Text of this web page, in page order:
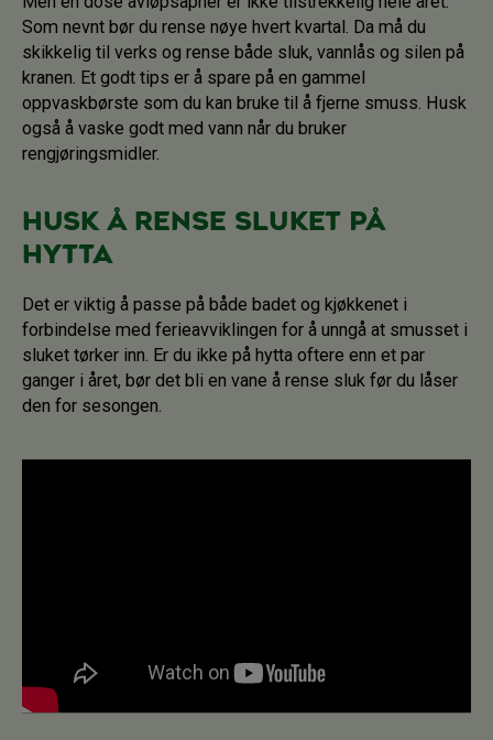
Som nevnt bør du rense nøye hvert kvartal. Da må du
skikkelig til verks og rense både sluk, vannlås og silen på
kranen. Et godt tips er å spare på en gammel
oppvaskbørste som du kan bruke til å fjerne smuss. Husk
også å vaske godt med vann når du bruker
rengjøringsmidler.
Husk å rense sluket på
hytta
Det er viktig å passe på både badet og kjøkkenet i
forbindelse med ferieavviklingen for å unngå at smusset i
sluket tørker inn. Er du ikke på hytta oftere enn et par
ganger i året, bør det bli en vane å rense sluk før du låser
den for sesongen.